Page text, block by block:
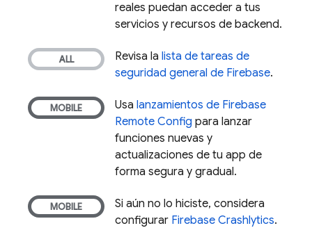
reales puedan acceder a tus
servicios y recursos de backend.
Revisa la lista de tareas de
seguridad general de Firebase.
Usa lanzamientos de Firebase
Remote Config para lanzar
funciones nuevas y
actualizaciones de tu app de
forma segura y gradual.
Si aún no lo hiciste, considera
configurar Firebase Crashlytics.